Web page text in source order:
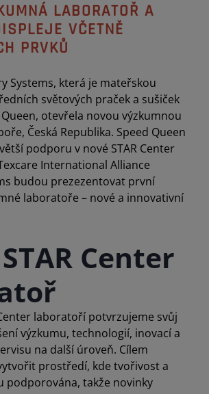
LABORATOŘ A
VČETNĚ
PRVKŮ
Systems, která je mateřskou
světových praček a sušiček
otevřela novou výzkumnou
Česká Republika. Speed Queen
podporu v nové STAR Center
International Alliance
budou prezezentovat první
laboratoře – nové a innovativní
Center
laboratoří potvrzujeme svůj
výzkumu, technologií, inovací a
na další úroveň. Cílem
prostředí, kde tvořivost a
podporována, takže novinky